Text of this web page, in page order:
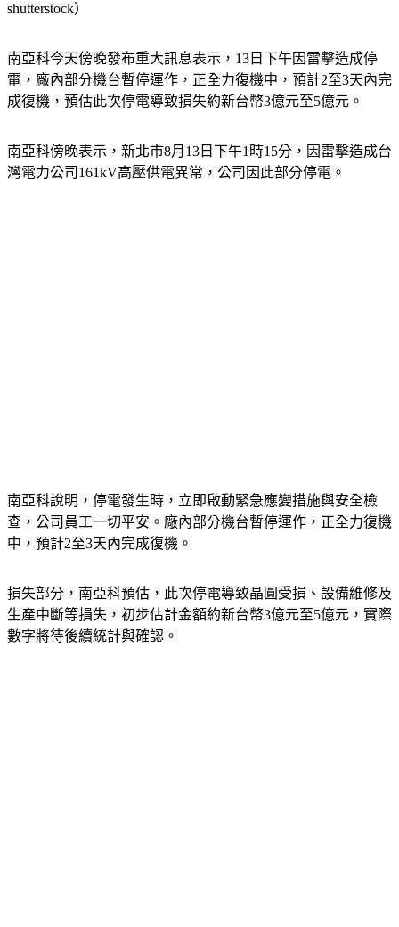
shutterstock）
南亞科今天傍晚發布重大訊息表示，13日下午因雷擊造成停
電，廠內部分機台暫停運作，正全力復機中，預計2至3天內完
成復機，預估此次停電導致損失約新台幣3億元至5億元。
南亞科傍晚表示，新北市8月13日下午1時15分，因雷擊造成台
灣電力公司161kV高壓供電異常，公司因此部分停電。
南亞科說明，停電發生時，立即啟動緊急應變措施與安全檢
查，公司員工一切平安。廠內部分機台暫停運作，正全力復機
中，預計2至3天內完成復機。
損失部分，南亞科預估，此次停電導致晶圓受損、設備維修及
生產中斷等損失，初步估計金額約新台幣3億元至5億元，實際
數字將待後續統計與確認。